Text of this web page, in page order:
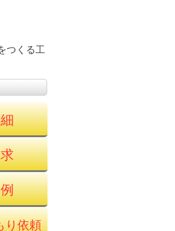
つくる工
り依頼